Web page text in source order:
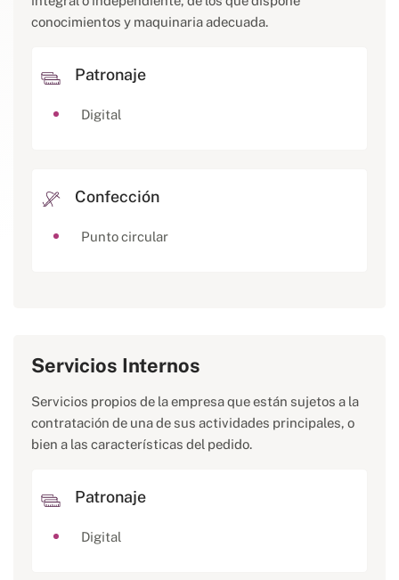
conocimientos y maquinaria adecuada.
Patronaje
Digital
Confección
Punto circular
Servicios Internos
Servicios propios de la empresa que están sujetos a la
contratación de una de sus actividades principales, o
bien a las características del pedido.
Patronaje
Digital